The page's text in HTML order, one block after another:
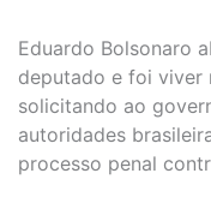
Eduardo Bolsonaro
deputado e foi viver
solicitando ao
autoridades
processo penal